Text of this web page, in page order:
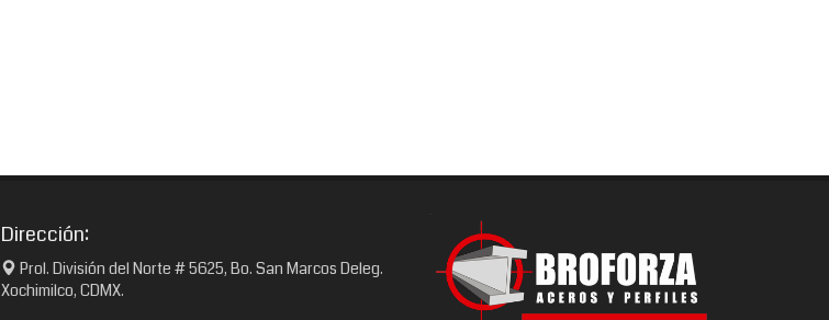
Dirección:
Prol. División del Norte # 5625, Bo. San Marcos Deleg.
Xochimilco, CDMX.